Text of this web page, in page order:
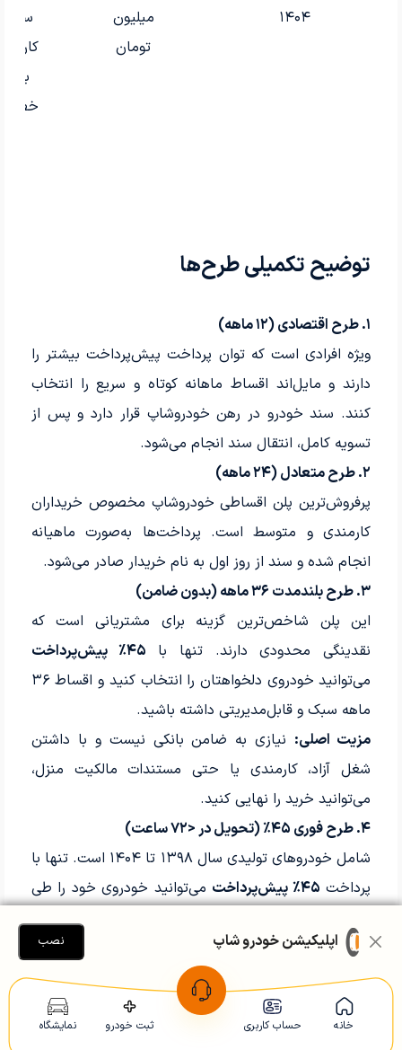
۱۴۰۴
میلیون
تومان
توضیح تکمیلی طرح‌ها
۱. طرح اقتصادی (۱۲ ماهه)
ویژه افرادی است که توان پرداخت پیش‌پرداخت بیشتر را
دارند و مایل‌اند اقساط ماهانه کوتاه و سریع را انتخاب
کنند. سند خودرو در رهن خودرو‌شاپ قرار دارد و پس از
تسویه کامل، انتقال سند انجام می‌شود.
۲. طرح متعادل (۲۴ ماهه)
پرفروش‌ترین پلن اقساطی خودرو‌شاپ مخصوص خریداران
کارمندی و متوسط است. پرداخت‌ها به‌صورت ماهیانه
انجام شده و سند از روز اول به نام خریدار صادر می‌شود.
۳. طرح بلندمدت ۳۶ ماهه (بدون ضامن)
این پلن شاخص‌ترین گزینه برای مشتریانی است که
نقدینگی محدودی دارند. تنها با ۴۵٪ پیش‌پرداخت
می‌توانید خودروی دلخواهتان را انتخاب کنید و اقساط ۳۶
ماهه سبک و قابل‌مدیریتی داشته باشید.
مزیت اصلی: نیازی به ضامن بانکی نیست و با داشتن
شغل آزاد، کارمندی یا حتی مستندات مالکیت منزل،
می‌توانید خرید را نهایی کنید.
۴. طرح فوری ۴۵٪ (تحویل در <۷۲ ساعت)
شامل خودروهای تولیدی سال ۱۳۹۸ تا ۱۴۰۴ است. تنها با
پرداخت ۴۵٪ پیش‌پرداخت
می‌توانید خودروی خود را طی
در این طرح سند به نام خریدار صادر می‌شود و تنهاچک
صیادی معتبر
ویژه خریداران عجول و کسانی که قصد تعویض خودرو خانه حساب کاربری ثبت خودرو نمایشگاه
اپلیکیشن خودرو شاپ نصب